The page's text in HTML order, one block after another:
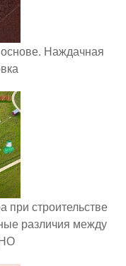
Наждачная
при строительстве
различия между